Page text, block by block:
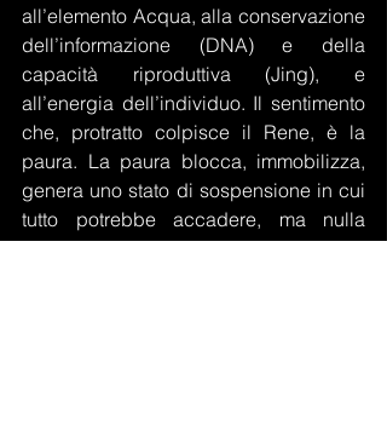
all’elemento Acqua, alla conservazione
dell’informazione (DNA) e della
capacità riproduttiva (Jing), e
all’energia dell’individuo. Il sentimento
che, protratto colpisce il Rene, è la
paura. La paura blocca, immobilizza,
genera uno stato di sospensione in cui
tutto potrebbe accadere, ma nulla
accade. Ed è panico. Paura di perdere